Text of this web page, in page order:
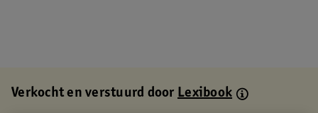
Verkocht en verstuurd doorLexibook